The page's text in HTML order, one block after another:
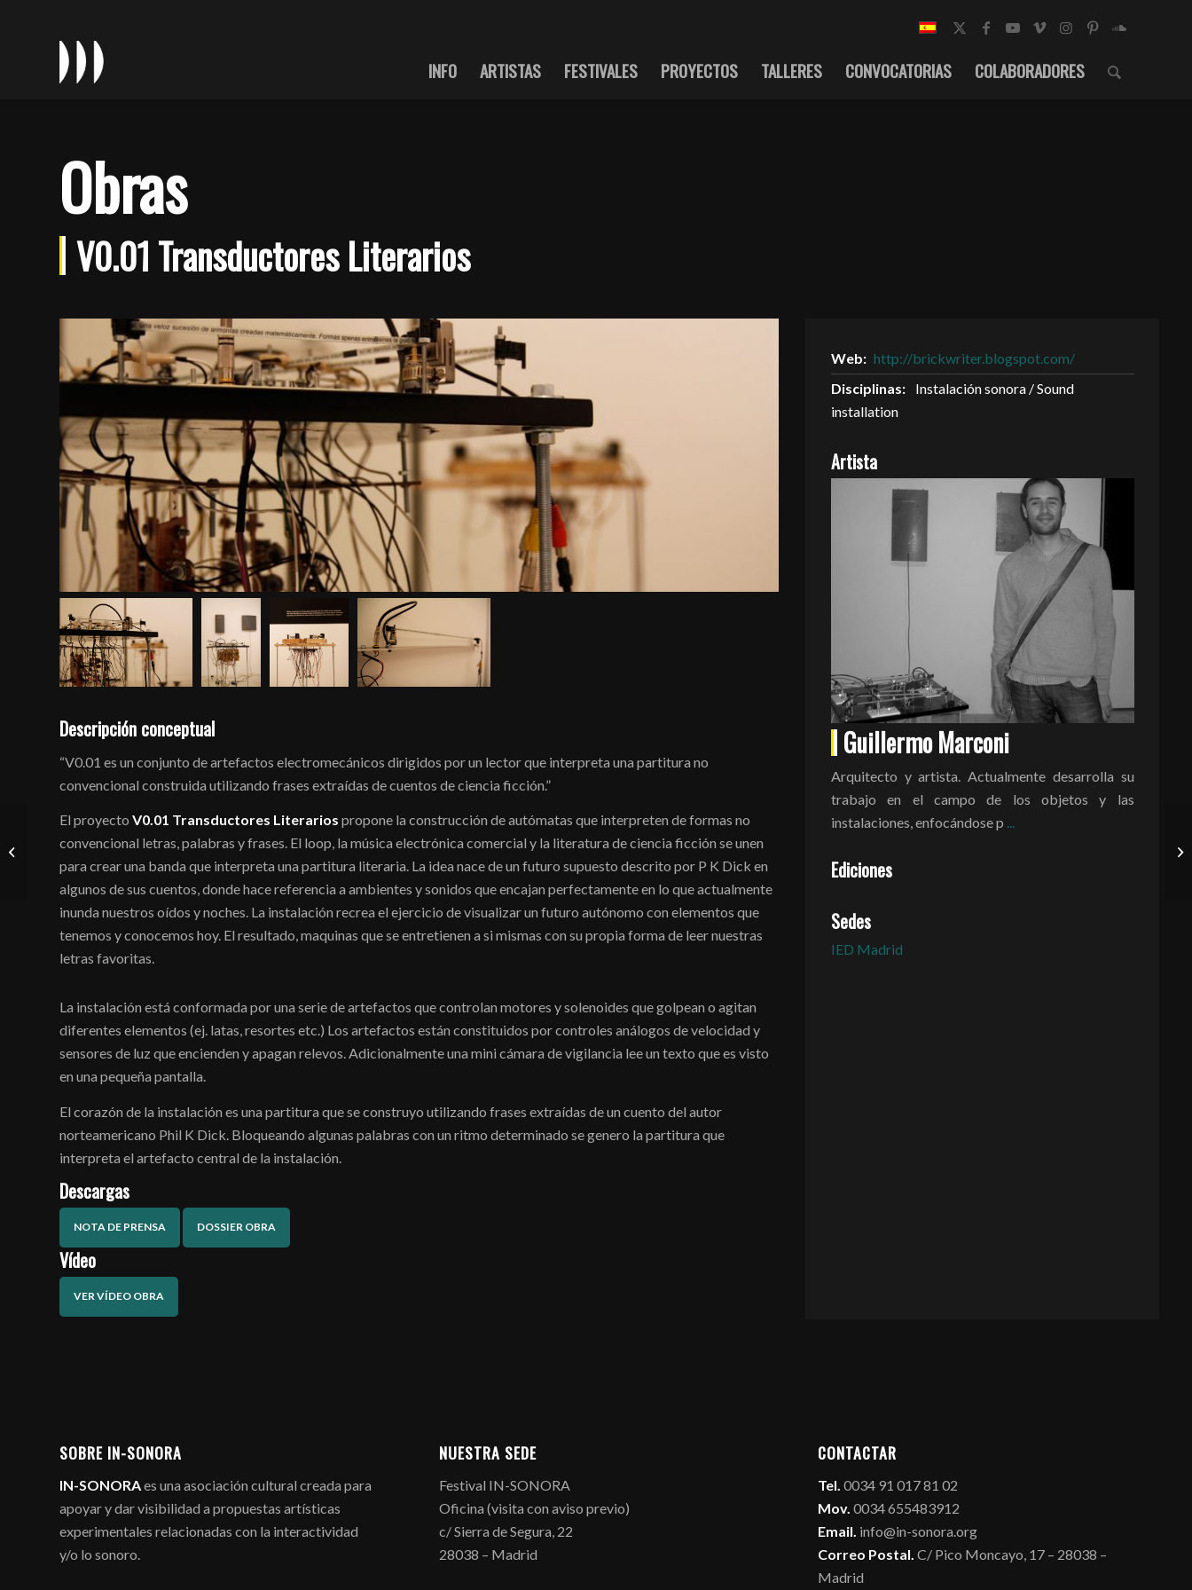
INFO ARTISTAS FESTIVALES PROYECTOS TALLERES CONVOCATORIAS COLABORADORES
Obras
V0.01 Transductores Literarios
Descripción conceptual
“V0.01 es un conjunto de artefactos electromecánicos dirigidos por un lector que interpreta una partitura no
convencional construida utilizando frases extraídas de cuentos de ciencia ficción.”
El proyecto V0.01 Transductores Literarios propone la construcción de autómatas que interpreten de formas no
convencional letras, palabras y frases. El loop, la música electrónica comercial y la literatura de ciencia ficción se unen
para crear una banda que interpreta una partitura literaria. La idea nace de un futuro supuesto descrito por P K Dick en
algunos de sus cuentos, donde hace referencia a ambientes y sonidos que encajan perfectamente en lo que actualmente
inunda nuestros oídos y noches. La instalación recrea el ejercicio de visualizar un futuro autónomo con elementos que
tenemos y conocemos hoy. El resultado, maquinas que se entretienen a si mismas con su propia forma de leer nuestras
letras favoritas.
La instalación está conformada por una serie de artefactos que controlan motores y solenoides que golpean o agitan
diferentes elementos (ej. latas, resortes etc.) Los artefactos están constituidos por controles análogos de velocidad y
sensores de luz que encienden y apagan relevos. Adicionalmente una mini cámara de vigilancia lee un texto que es visto
en una pequeña pantalla.
El corazón de la instalación es una partitura que se construyo utilizando frases extraídas de un cuento del autor
norteamericano Phil K Dick. Bloqueando algunas palabras con un ritmo determinado se genero la partitura que
interpreta el artefacto central de la instalación.
Descargas
NOTA DE PRENSA DOSSIER OBRA
Vídeo
VER VÍDEO OBRA
Web: http://brickwriter.blogspot.com/
Disciplinas:
Instalación sonora / Sound
installation
Artista
Guillermo Marconi
Arquitecto y artista. Actualmente desarrolla su
trabajo en el campo de los objetos y las
instalaciones, enfocándose p ...
Ediciones
Sedes
IED Madrid
SOBRE IN-SONORA
IN-SONORAes una asociación cultural creada para
apoyar y dar visibilidad a propuestas artísticas
experimentales relacionadas con la interactividad
y/o lo sonoro.
NUESTRA SEDE
Festival IN-SONORA
Oficina (visita con aviso previo)
c/ Sierra de Segura, 22
28038 – Madrid
CONTACTAR
Tel. 0034 91 017 81 02
Mov. 0034 655483912
Email. info@in-sonora.org
Correo Postal. C/ Pico Moncayo, 17 – 28038 –
Madrid
Substance